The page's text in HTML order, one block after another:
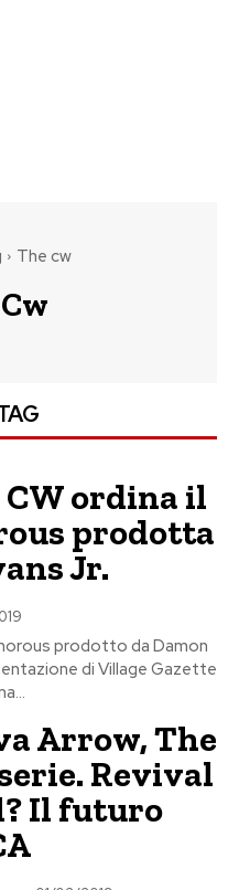
The cw
CW ordina il
prodotta
Jr.
prodotto da Damon
di Village Gazette
Arrow, The
Revival
Il futuro